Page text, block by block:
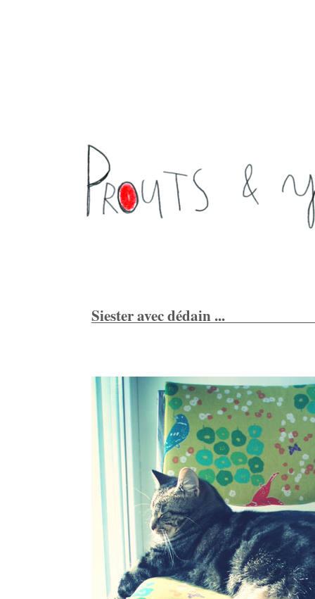
Siester avec dédain ...